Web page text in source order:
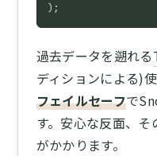
);
過去データを遡れる
ディションによる)
フェイルセーフで
す。安心な反面、
がかかります。